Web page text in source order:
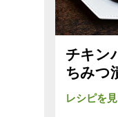
チキン
ちみつ
レシピを